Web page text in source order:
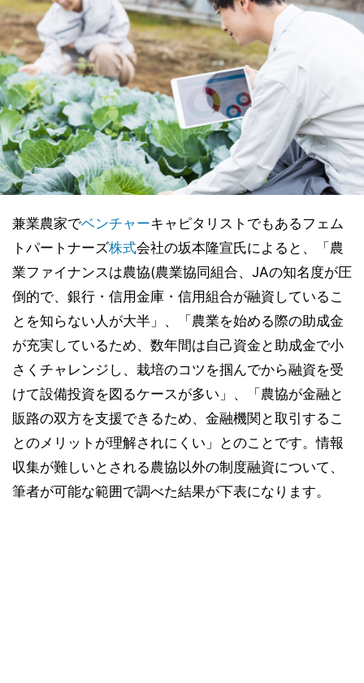
兼業農家でベンチャーキャピタリストでもあるフェム
トパートナーズ株式会社の坂本隆宣氏によると、「農
業ファイナンスは農協(農業協同組合、JAの知名度が圧
倒的で、銀行・信用金庫・信用組合が融資しているこ
とを知らない人が大半」、「農業を始める際の助成金
が充実しているため、数年間は自己資金と助成金で小
さくチャレンジし、栽培のコツを掴んでから融資を受
けて設備投資を図るケースが多い」、「農協が金融と
販路の双方を支援できるため、金融機関と取引するこ
とのメリットが理解されにくい」とのことです。情報
収集が難しいとされる農協以外の制度融資について、
筆者が可能な範囲で調べた結果が下表になります。